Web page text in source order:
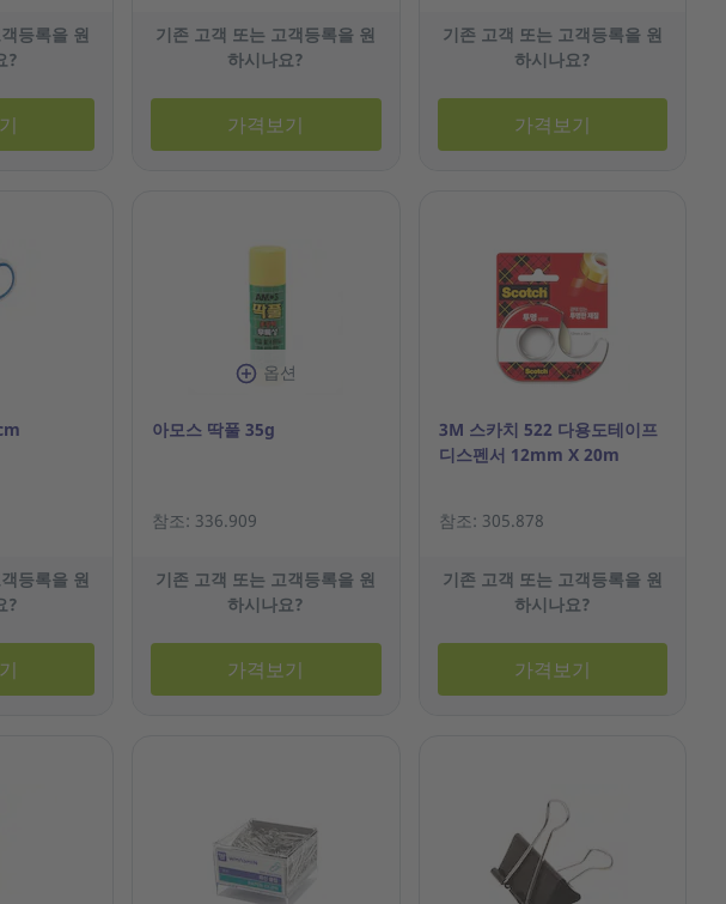
등록을 원
?
기존 고객 또는 고객등록을 원
하시나요?
가격보기
기존 고객 또는 고객등록을 원
하시나요?
가격보기
등록을 원
?
옵션
아모스 딱풀 35g
참조: 336.909
기존 고객 또는 고객등록을 원
하시나요?
가격보기
3M 스카치 522 다용도테이프
디스펜서 12mm X 20m
참조: 305.878
기존 고객 또는 고객등록을 원
하시나요?
가격보기